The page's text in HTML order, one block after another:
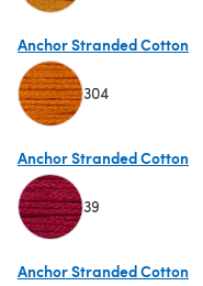
Anchor Stranded Cotton
304
Anchor Stranded Cotton
39
Anchor Stranded Cotton